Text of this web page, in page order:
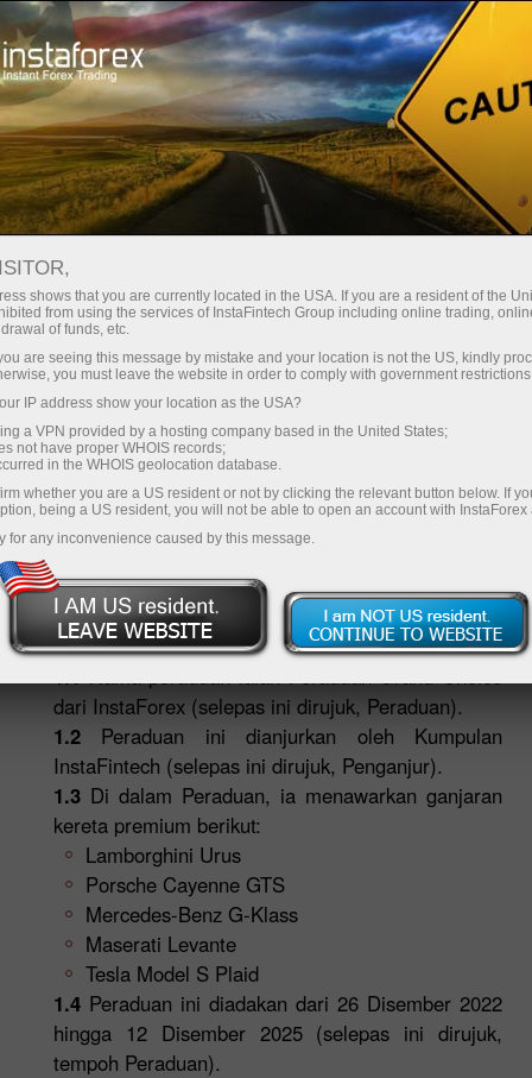
PERADUAN
Terma dan Syarat
Pembukaan akaun dagangan
Peraturan Peraduan Grand Choice
dari InstaForex
1. Peruntukan Umum
1.1Nama peraduan ialah Peraduan Grand Choice
dari InstaForex (selepas ini dirujuk, Peraduan).
1.2 Peraduan ini dianjurkan oleh Kumpulan
InstaFintech (selepas ini dirujuk, Penganjur).
1.3 Di dalam Peraduan, ia menawarkan ganjaran
kereta premium berikut:
Lamborghini Urus
Porsche Cayenne GTS
Mercedes-Benz G-Klass
Maserati Levante
Tesla Model S Plaid
1.4 Peraduan ini diadakan dari 26 Disember 2022
hingga 12 Disember 2025 (selepas ini dirujuk,
tempoh Peraduan).
shows that you are currently located in the USA. If you are a resident of the
from using the services of InstaFintech Group including online trading,
of funds, etc.
are seeing this message by mistake and your location is not the US, kindly
you must leave the website in order to comply with government
IP address show your location as the USA?
a VPN provided by a hosting company based in the United States;
not have proper WHOIS records;
in the WHOIS geolocation database.
whether you are a US resident or not by clicking the relevant button below. If
being a US resident, you will not be able to open an account with InstaForex
for any inconvenience caused by this message.